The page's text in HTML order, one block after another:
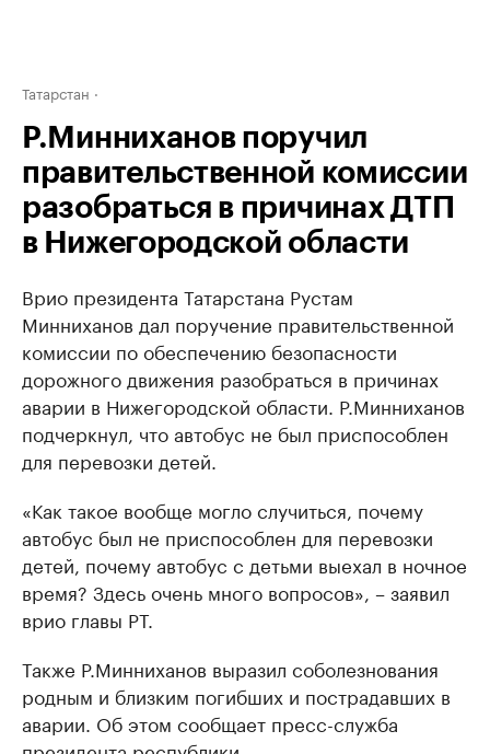
Татарстан
Р.Минниханов поручил
правительственной комиссии
разобраться в причинах ДТП
в Нижегородской области
Врио президента Татарстана Рустам
Минниханов дал поручение правительственной
комиссии по обеспечению безопасности
дорожного движения разобраться в причинах
аварии в Нижегородской области. Р.Минниханов
подчеркнул, что автобус не был приспособлен
для перевозки детей.
«Как такое вообще могло случиться, почему
автобус был не приспособлен для перевозки
детей, почему автобус с детьми выехал в ночное
время? Здесь очень много вопросов», – заявил
врио главы РТ.
Также Р.Минниханов выразил соболезнования
родным и близким погибших и пострадавших в
аварии. Об этом сообщает пресс-служба